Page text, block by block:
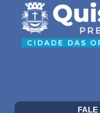
FALE